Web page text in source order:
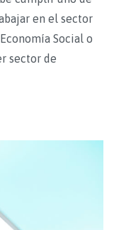
en el sector
Social o
sector de